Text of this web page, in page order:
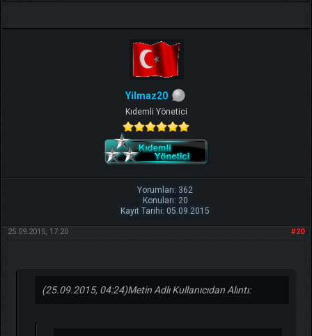
Yilmaz20
Kıdemli Yönetici
Yorumları: 362
Konuları: 20
Kayıt Tarihi: 05.09.2015
#20
25.09.2015, 17:20
(25.09.2015, 04:24)Metin Adlı Kullanıcıdan Alıntı: